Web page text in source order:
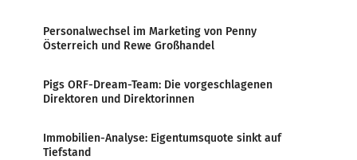
Personalwechsel im Marketing von Penny
Österreich und Rewe Großhandel
Pigs ORF-Dream-Team: Die vorgeschlagenen
Direktoren und Direktorinnen
Immobilien-Analyse: Eigentumsquote sinkt auf
Tiefstand